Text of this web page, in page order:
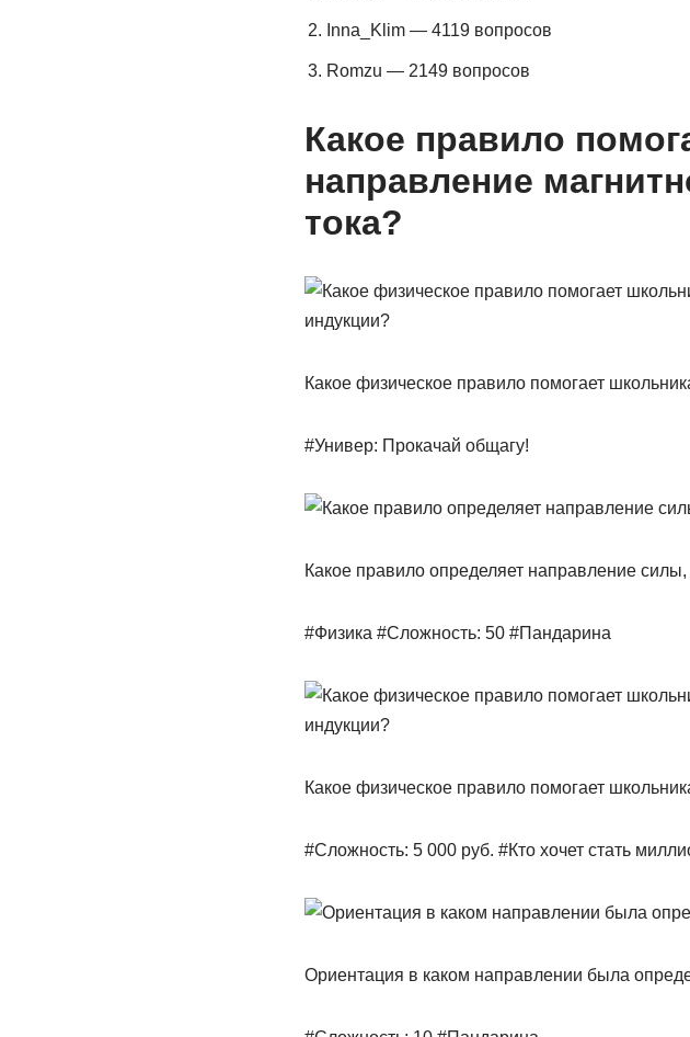
Inna_Klim — 4119 вопросов
Romzu — 2149 вопросов
Какое правило
направление
тока?
Какое физическое правило помогает
#Универ: Прокачай общагу!
Какое правило определяет направление
#Физика #Сложность: 50 #Пандарина
Какое физическое правило помогает
#Сложность: 5 000 руб. #Кто хочет стать
Ориентация в каком направлении была